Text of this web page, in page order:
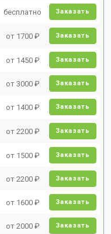
бесплатно Заказать
от 1700 ₽ Заказать
от 1450 ₽ Заказать
от 3000 ₽ Заказать
от 1400 ₽ Заказать
от 2200 ₽ Заказать
от 1500 ₽ Заказать
от 2200 ₽ Заказать
от 1600 ₽ Заказать
от 2000 ₽ Заказать